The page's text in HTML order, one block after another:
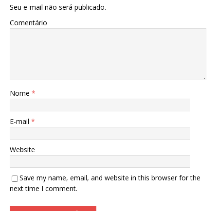
Seu e-mail não será publicado.
Comentário
Nome *
E-mail *
Website
Save my name, email, and website in this browser for the
next time I comment.